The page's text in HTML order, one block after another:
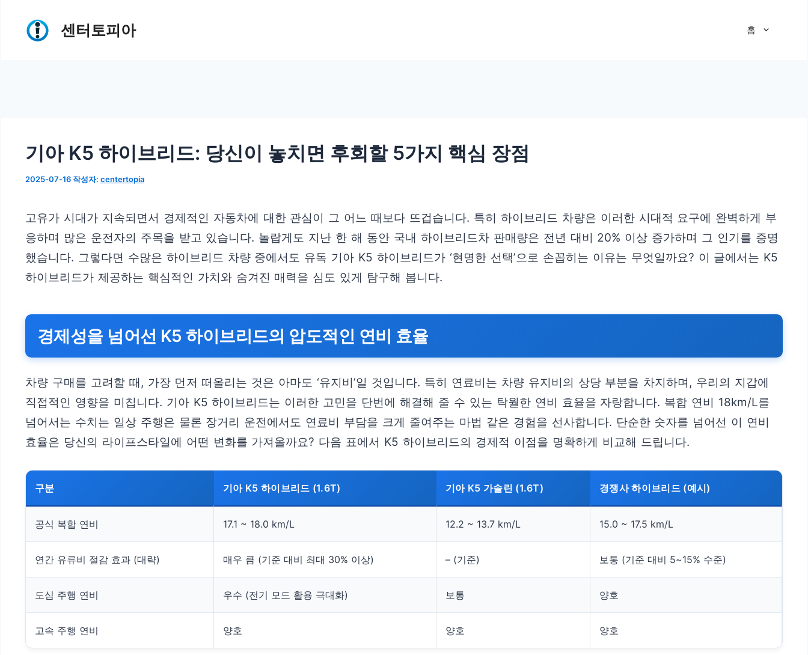
센터토피아 홈
기아 K5 하이브리드: 당신이 놓치면 후회할 5가지 핵심 장점
2025-07-16 작성자: centertopia
고유가 시대가 지속되면서 경제적인 자동차에 대한 관심이 그 어느 때보다 뜨겁습니다. 특히 하이브리드 차량은 이러한 시대적 요구에 완벽하게 부
응하며 많은 운전자의 주목을 받고 있습니다. 놀랍게도 지난 한 해 동안 국내 하이브리드차 판매량은 전년 대비 20% 이상 증가하며 그 인기를 증명
했습니다. 그렇다면 수많은 하이브리드 차량 중에서도 유독 기아 K5 하이브리드가 ‘현명한 선택’으로 손꼽히는 이유는 무엇일까요? 이 글에서는 K5
하이브리드가 제공하는 핵심적인 가치와 숨겨진 매력을 심도 있게 탐구해 봅니다.
경제성을 넘어선 K5 하이브리드의 압도적인 연비 효율
차량 구매를 고려할 때, 가장 먼저 떠올리는 것은 아마도 ‘유지비’일 것입니다. 특히 연료비는 차량 유지비의 상당 부분을 차지하며, 우리의 지갑에
직접적인 영향을 미칩니다. 기아 K5 하이브리드는 이러한 고민을 단번에 해결해 줄 수 있는 탁월한 연비 효율을 자랑합니다. 복합 연비 18km/L를
넘어서는 수치는 일상 주행은 물론 장거리 운전에서도 연료비 부담을 크게 줄여주는 마법 같은 경험을 선사합니다. 단순한 숫자를 넘어선 이 연비
효율은 당신의 라이프스타일에 어떤 변화를 가져올까요? 다음 표에서 K5 하이브리드의 경제적 이점을 명확하게 비교해 드립니다.
구분 기아 K5 하이브리드 (1.6T) 기아 K5 가솔린 (1.6T) 경쟁사 하이브리드 (예시)
공식 복합 연비 17.1 ~ 18.0 km/L 12.2 ~ 13.7 km/L 15.0 ~ 17.5 km/L
연간 유류비 절감 효과 (대략) 매우 큼 (기준 대비 최대 30% 이상) – (기준) 보통 (기준 대비 5~15% 수준)
도심 주행 연비 우수 (전기 모드 활용 극대화) 보통 양호
고속 주행 연비 양호 양호 양호